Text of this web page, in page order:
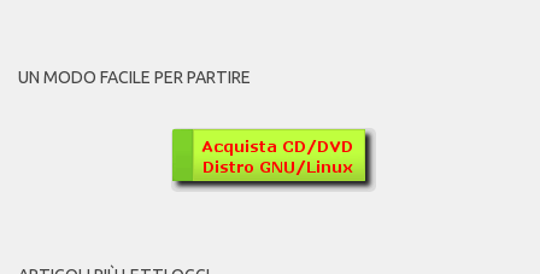
UN MODO FACILE PER PARTIRE